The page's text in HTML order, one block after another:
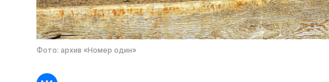
Фото: архив «Номер один»